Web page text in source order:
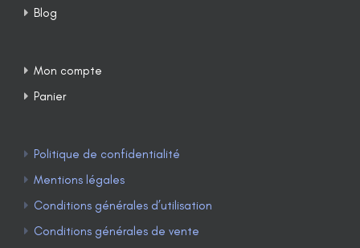
Blog
Mon compte
Panier
Politique de confidentialité
Mentions légales
Conditions générales d’utilisation
Conditions générales de vente